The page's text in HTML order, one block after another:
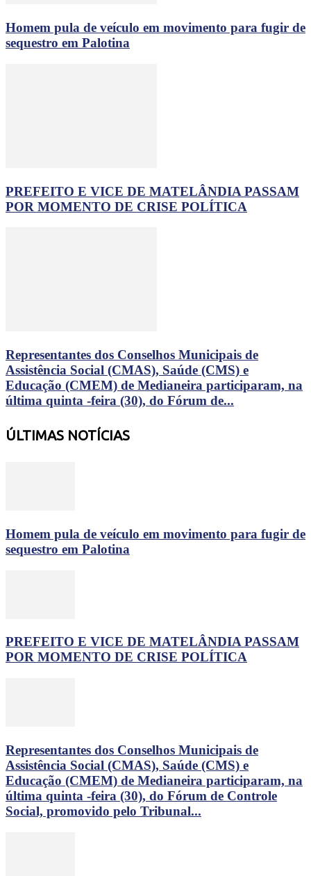
Homem pula de veículo em movimento para fugir de
sequestro em Palotina
PREFEITO E VICE DE MATELÂNDIA PASSAM
POR MOMENTO DE CRISE POLÍTICA
Representantes dos Conselhos Municipais de
Assistência Social (CMAS), Saúde (CMS) e
Educação (CMEM) de Medianeira participaram, na
última quinta -feira (30), do Fórum de...
ÚLTIMAS NOTÍCIAS
Homem pula de veículo em movimento para fugir de
sequestro em Palotina
PREFEITO E VICE DE MATELÂNDIA PASSAM
POR MOMENTO DE CRISE POLÍTICA
Representantes dos Conselhos Municipais de
Assistência Social (CMAS), Saúde (CMS) e
Educação (CMEM) de Medianeira participaram, na
última quinta -feira (30), do Fórum de Controle
Social, promovido pelo Tribunal...